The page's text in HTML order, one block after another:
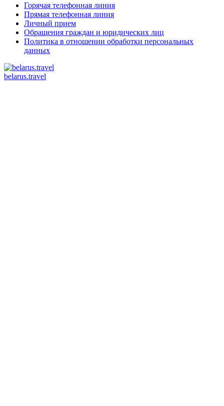
Горячая телефонная линия
Прямая телефонная линия
Личный прием
Обращения граждан и юридических лиц
Политика в отношении обработки персональных
данных
belarus.travel